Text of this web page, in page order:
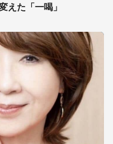
えた「一喝」